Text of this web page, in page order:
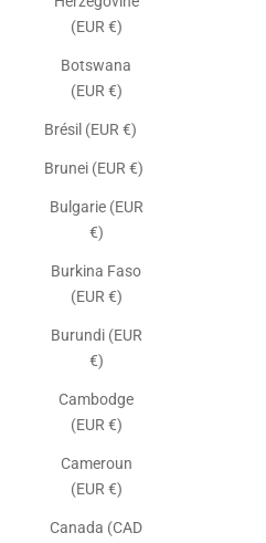
(EUR €)
Botswana
(EUR €)
Brésil (EUR €)
Brunei (EUR €)
Bulgarie (EUR
€)
Burkina Faso
(EUR €)
Burundi (EUR
€)
Cambodge
(EUR €)
Cameroun
(EUR €)
Canada (CAD